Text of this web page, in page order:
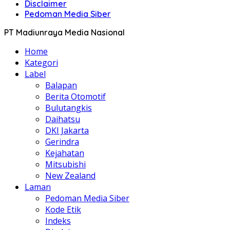
Disclaimer
Pedoman Media Siber
PT Madiunraya Media Nasional
Home
Kategori
Label
Balapan
Berita Otomotif
Bulutangkis
Daihatsu
DKI Jakarta
Gerindra
Kejahatan
Mitsubishi
New Zealand
Laman
Pedoman Media Siber
Kode Etik
Indeks